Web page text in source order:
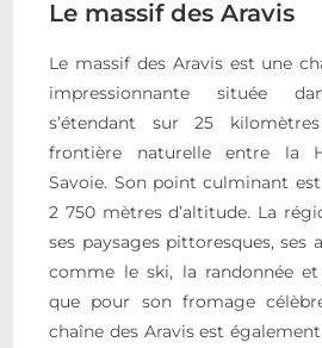
Le massif des Aravis
Le massif des Aravis est une
impressionnante située
s’étendant sur 25
frontière naturelle entre la
Savoie. Son point culminant
2 750 mètres d’altitude. La
ses paysages pittoresques, ses
comme le ski, la randonnée
que pour son fromage
chaîne des Aravis est